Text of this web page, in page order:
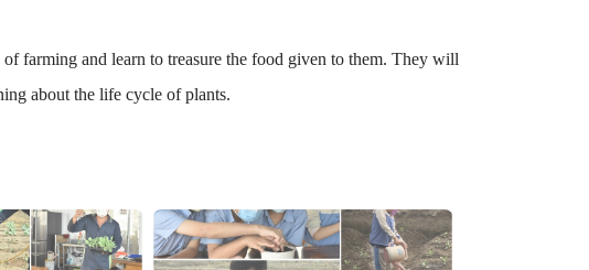
farming and learn to treasure the food given to them. They will
about the life cycle of plants.